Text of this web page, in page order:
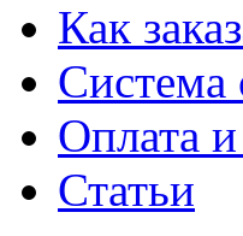
Как
Система
Оплата и
Статьи